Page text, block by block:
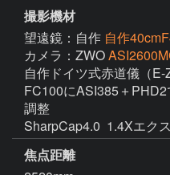
撮影機材
望遠鏡：自作 自作
カメラ：ZWO
自作ドイツ式赤道儀（E-
FC100にASI385＋
調整
SharpCap4.0  1.4Xエク
焦点距離